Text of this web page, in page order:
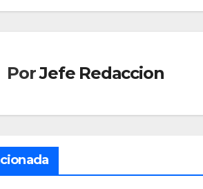
PorJefe Redaccion